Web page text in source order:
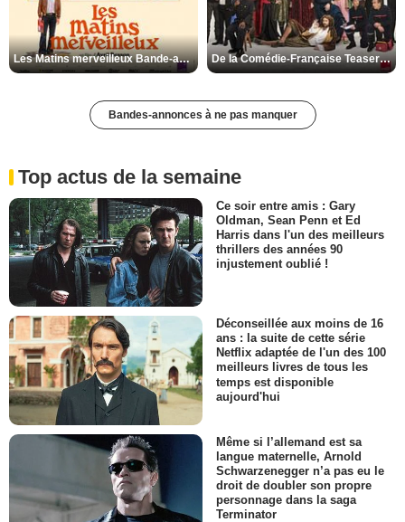
Les Matins merveilleux Bande-annonce VF De la Comédie-Française Teaser VF
Bandes-annonces à ne pas manquer
Top actus de la semaine
Ce soir entre amis : Gary
Oldman, Sean Penn et Ed
Harris dans l'un des meilleurs
thrillers des années 90
injustement oublié !
Déconseillée aux moins de 16
ans : la suite de cette série
Netflix adaptée de l'un des 100
meilleurs livres de tous les
temps est disponible
aujourd'hui
Même si l’allemand est sa
langue maternelle, Arnold
Schwarzenegger n’a pas eu le
droit de doubler son propre
personnage dans la saga
Terminator